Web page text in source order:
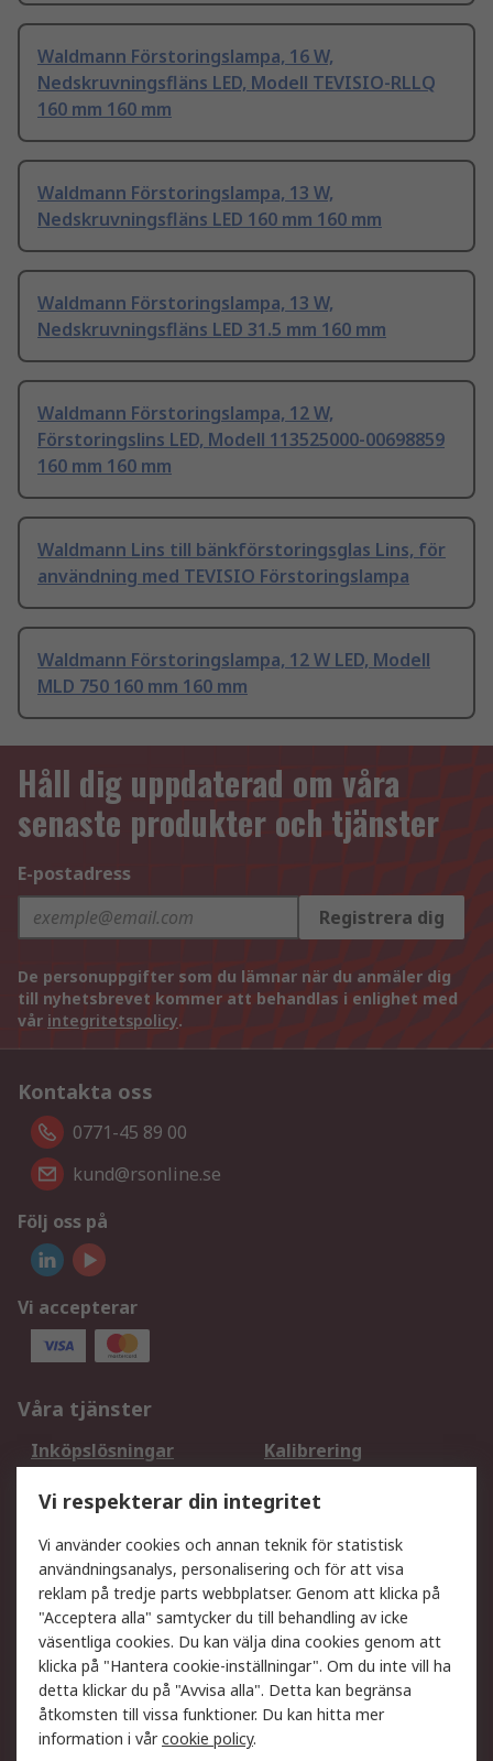
Waldmann Förstoringslampa, 16 W,
Nedskruvningsfläns LED, Modell TEVISIO-RLLQ
160 mm 160 mm
Waldmann Förstoringslampa, 13 W,
Nedskruvningsfläns LED 160 mm 160 mm
Waldmann Förstoringslampa, 13 W,
Nedskruvningsfläns LED 31.5 mm 160 mm
Waldmann Förstoringslampa, 12 W,
Förstoringslins LED, Modell 113525000-00698859
160 mm 160 mm
Waldmann Lins till bänkförstoringsglas Lins, för
användning med TEVISIO Förstoringslampa
Waldmann Förstoringslampa, 12 W LED, Modell
MLD 750 160 mm 160 mm
Håll dig uppdaterad om våra
senaste produkter och tjänster
E-postadress
Registrera dig
De personuppgifter som du lämnar när du anmäler dig
till nyhetsbrevet kommer att behandlas i enlighet med
vår integritetspolicy.
Kontakta oss
0771-45 89 00
kund@rsonline.se
Följ oss på
Vi accepterar
Våra tjänster
Inköpslösningar
Kalibrering
DesignSpark
Teknisk Support
Ditt lokala säljteam
Exportlösningar
Support
Få hjälp
Retur av varor
Leverans
Spåra din order
Begär en fakturakopi
Fördelar med RS-konto
Betalningsalternativ
Vi respekterar din integritet
Vi använder cookies och annan teknik för statistisk
användningsanalys, personalisering och för att visa
reklam på tredje parts webbplatser. Genom att klicka på
"Acceptera alla" samtycker du till behandling av icke
väsentliga cookies. Du kan välja dina cookies genom att
klicka på "Hantera cookie-inställningar". Om du inte vill ha
detta klickar du på "Avvisa alla". Detta kan begränsa
åtkomsten till vissa funktioner. Du kan hitta mer
information i vårcookie policy.